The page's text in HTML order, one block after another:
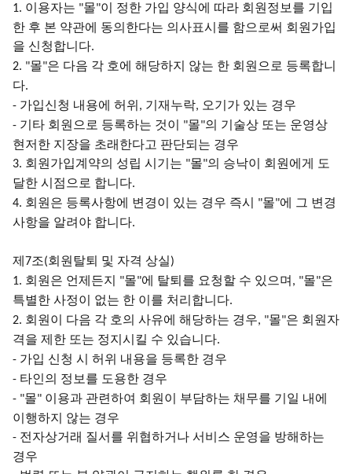
1. 이용자는 "몰"이 정한 가입 양식에 따라 회원정보를 기입
한 후 본 약관에 동의한다는 의사표시를 함으로써 회원가입
을 신청합니다.
2. "몰"은 다음 각 호에 해당하지 않는 한 회원으로 등록합니
다.
- 가입신청 내용에 허위 , 기재누락, 오기가 있는 경우
- 기타 회원으로 등록하는 것이 "몰"의 기술상 또는 운영상
현저한 지장을 초래한다고 판단되는 경우
3. 회원가입계약의 성립 시기는 "몰"의 승낙이 회원에게 도
달한 시점으로 합니다.
4. 회원은 등록사항에 변경이 있는 경우 즉시 "몰"에 그 변경
사항을 알려야 합니다.
제 7조(회원탈퇴 및 자격 상실)
1. 회원은 언제든지 "몰"에 탈퇴를 요청할 수 있으며 , "몰"은
특별한 사정이 없는 한 이를 처리합니다.
2. 회원이 다음 각 호의 사유에 해당하는 경우, "몰"은 회원자
격을 제한 또는 정지시킬 수 있습니다.
- 가입 신청 시 허위 내용을 등록한 경우
- 타인의 정보를 도용한 경우
- "몰" 이용과 관련하여 회원이 부담하는 채무를 기일 내에
이행하지 않는 경우
- 전자상거래 질서를 위협하거나 서비스 운영을 방해하는
경우